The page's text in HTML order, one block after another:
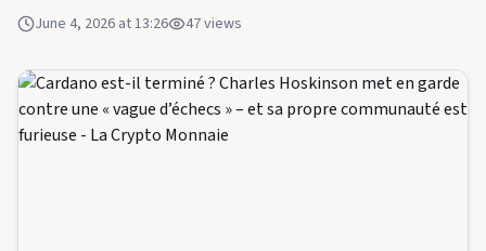
June 4, 2026 at 13:26 47views